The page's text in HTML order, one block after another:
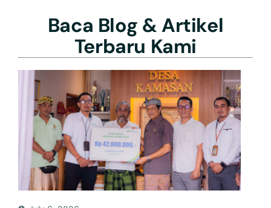
Baca Blog & Artikel
Terbaru Kami